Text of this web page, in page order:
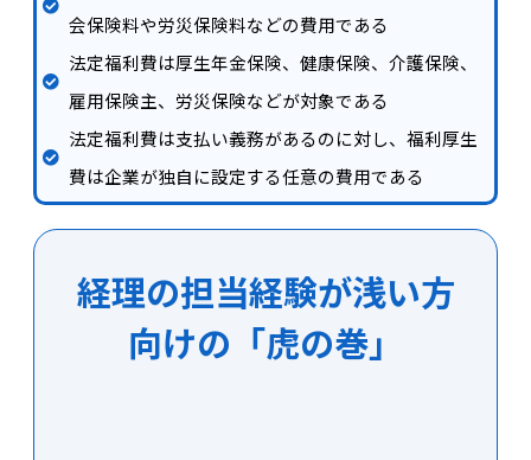
会保険料や労災保険料などの費用である
法定福利費は厚生年金保険、健康保険、介護保険、
雇用保険主、労災保険などが対象である
法定福利費は支払い義務があるのに対し、福利厚生
費は企業が独自に設定する任意の費用である
経理の担当経験が浅い方
向けの「虎の巻」